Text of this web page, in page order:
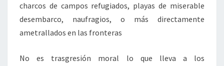
charcos de campos refugiados, playas de miserable
desembarco, naufragios, o más directamente
ametrallados en las fronteras
No es trasgresión moral lo que lleva a los